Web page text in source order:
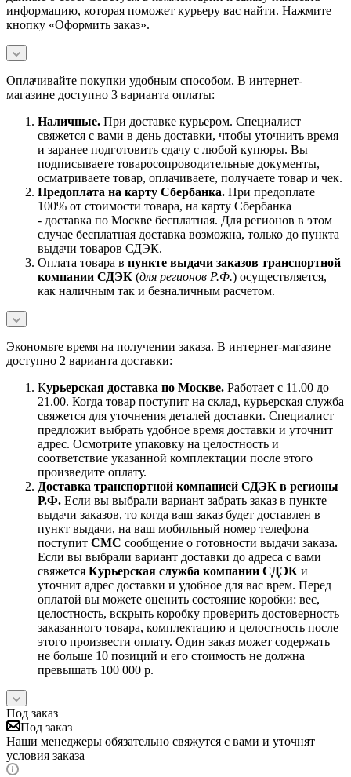
информацию, которая поможет курьеру вас найти. Нажмите
кнопку «Оформить заказ».
Оплачивайте покупки удобным способом. В интернет-
магазине доступно 3 варианта оплаты:
Наличные. При доставке курьером. Специалист
свяжется с вами в день доставки, чтобы уточнить время
и заранее подготовить сдачу с любой купюры. Вы
подписываете товаросопроводительные документы,
осматриваете товар, оплачиваете, получаете товар и чек.
Предоплата на карту Сбербанка. При предоплате
100% от стоимости товара, на карту Сбербанка
- доставка по Москве бесплатная. Для регионов в этом
случае бесплатная доставка возможна, только до пункта
выдачи товаров СДЭК.
Оплата товара в пункте выдачи заказов транспортной
компании СДЭК (для регионов Р.Ф.) осуществляется,
как наличным так и безналичным расчетом.
Экономьте время на получении заказа. В интернет-магазине
доступно 2 варианта доставки:
Курьерская доставка по Москве. Работает с 11.00 до
21.00. Когда товар поступит на склад, курьерская служба
свяжется для уточнения деталей доставки. Специалист
предложит выбрать удобное время доставки и уточнит
адрес. Осмотрите упаковку на целостность и
соответствие указанной комплектации после этого
произведите оплату.
Доставка транспортной компанией СДЭК в регионы
Р.Ф. Если вы выбрали вариант забрать заказ в пункте
выдачи заказов, то когда ваш заказ будет доставлен в
пункт выдачи, на ваш мобильный номер телефона
поступит СМС сообщение о готовности выдачи заказа.
Если вы выбрали вариант доставки до адреса с вами
свяжется Курьерская служба компании СДЭК и
уточнит адрес доставки и удобное для вас врем. Перед
оплатой вы можете оценить состояние коробки: вес,
целостность, вскрыть коробку проверить достоверность
заказанного товара, комплектацию и целостность после
этого произвести оплату. Один заказ может содержать
не больше 10 позиций и его стоимость не должна
превышать 100 000 р.
Под заказ
Под заказ
Наши менеджеры обязательно свяжутся с вами и уточнят
условия заказа